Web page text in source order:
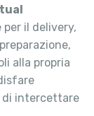
il delivery,
alla propria
di intercettare